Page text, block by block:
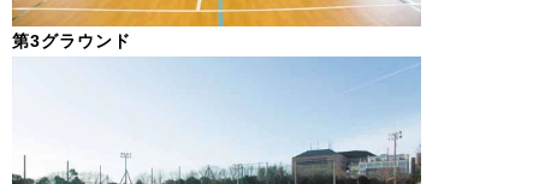
第3グラウンド